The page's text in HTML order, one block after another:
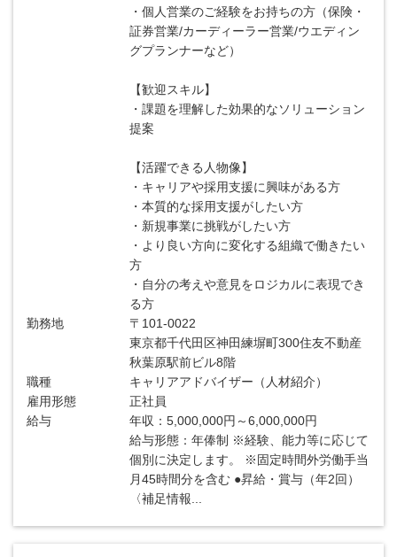
・個人営業のご経験をお持ちの方（保険・
証券営業/カーディーラー営業/ウエディン
グプランナーなど）
【歓迎スキル】
・課題を理解した効果的なソリューション
提案
【活躍できる人物像】
・キャリアや採用支援に興味がある方
・本質的な採用支援がしたい方
・新規事業に挑戦がしたい方
・より良い方向に変化する組織で働きたい
方
・自分の考えや意見をロジカルに表現でき
る方
勤務地
〒101-0022
東京都千代田区神田練塀町300住友不動産
秋葉原駅前ビル8階
職種
キャリアアドバイザー（人材紹介）
雇用形態
正社員
給与
年収：5,000,000円～6,000,000円
給与形態：年俸制 ※経験、能力等に応じて
個別に決定します。 ※固定時間外労働手当
月45時間分を含む ●昇給・賞与（年2回）
〈補足情報...